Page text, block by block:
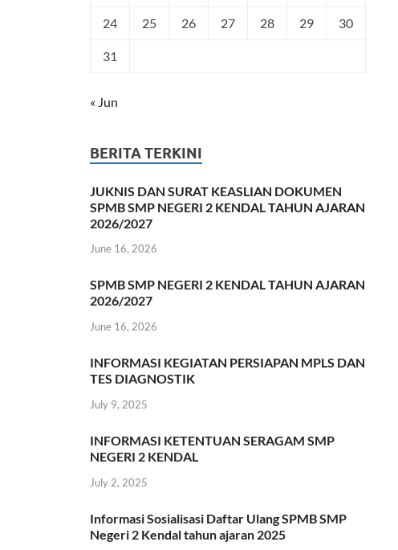
24 25 26 27 28 29 30
31
« Jun
BERITA TERKINI
JUKNIS DAN SURAT KEASLIAN DOKUMEN
SPMB SMP NEGERI 2 KENDAL TAHUN AJARAN
2026/2027
June 16, 2026
SPMB SMP NEGERI 2 KENDAL TAHUN AJARAN
2026/2027
June 16, 2026
INFORMASI KEGIATAN PERSIAPAN MPLS DAN
TES DIAGNOSTIK
July 9, 2025
INFORMASI KETENTUAN SERAGAM SMP
NEGERI 2 KENDAL
July 2, 2025
Informasi Sosialisasi Daftar Ulang SPMB SMP
Negeri 2 Kendal tahun ajaran 2025